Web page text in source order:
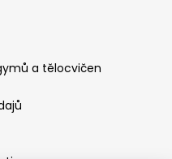
a tělocvičen